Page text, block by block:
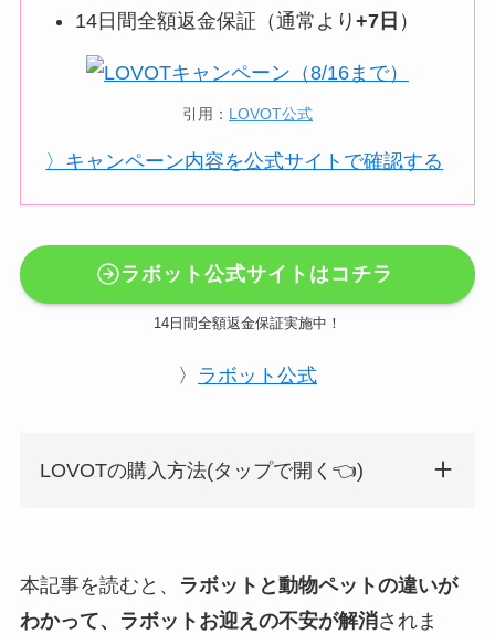
14日間全額返金保証（通常より+7日 ）
引用： LOVOT公式
〉キャンペーン内容を公式サイトで確認する
ラボット公式サイトはコチラ
14日間全額返金保証実施中！
〉 ラボット公式
LOVOTの購入方法(タップで開く👈️)
本記事を読むと、
ラボットと動物ペットの違いが
わかって、ラボットお迎えの不安が解消されま